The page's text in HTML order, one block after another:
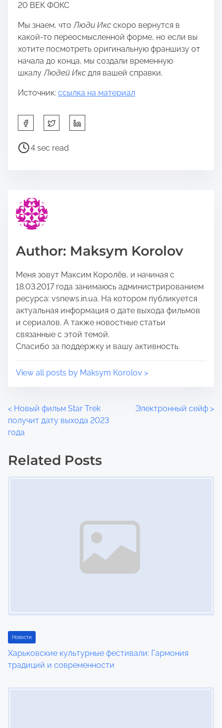
20 ВЕК ФОКС
Мы знаем, что Люди Икс скоро вернутся в
какой-то переосмысленной форме, но если вы
хотите посмотреть оригинальную франшизу от
начала до конца, мы создали временную
шкалу Людей Икс для вашей справки.
Источник: ссылка на материал
h
a
s
p
s
o
n
:
P
o
e
a
d
i
e
4 sec read
Author: Maksym Korolov
Меня зовут Максим Королёв, и начиная с
18.03.2017 года занимаюсь администрированием
ресурса: vsnews.in.ua. На котором публикуется
актуальная информация о дате выхода фильмов
и сериалов. А также новостные статьи
связанные с этой темой.
Спасибо за поддержку и вашу активность.
View all posts by Maksym Korolov >
P
o
s
t
i
o
< Новый фильм Star Trek
получит дату выхода 2023
года
Электронный сейф >
Related Posts
Новости
Харьковские культурные фестивали: Гармония
традиций и современности